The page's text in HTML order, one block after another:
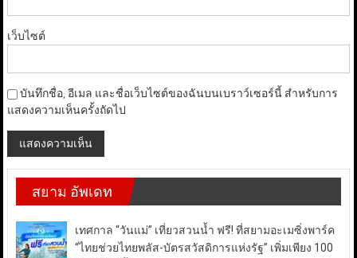
เว็บไซต์
บันทึกชื่อ, อีเมล และชื่อเว็บไซต์ของฉันบนเบราว์เซอร์นี้ สำหรับการ
แสดงความเห็นครั้งถัดไป
สยาม อัพเดท
เทศกาล “วันแม่” เที่ยวสวนน้ำ ฟรี! ที่สยามอะเมซิ่งพาร์ค
“ไทยช่วยไทยพลัส-บัตรสวัสดิการแห่งรัฐ” เพิ่มเพียง 100